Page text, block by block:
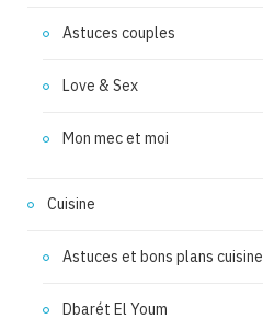
Astuces couples
Love & Sex
Mon mec et moi
Cuisine
Astuces et bons plans cuisine
Dbarét El Youm